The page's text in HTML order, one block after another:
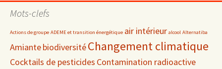
date
Mots-clefs
Actions de groupe ADEME et transition énergétique air intérieur alcool Alternatiba
AmiantebiodiversitéChangement climatique
Cocktails de pesticides Contamination radioactive